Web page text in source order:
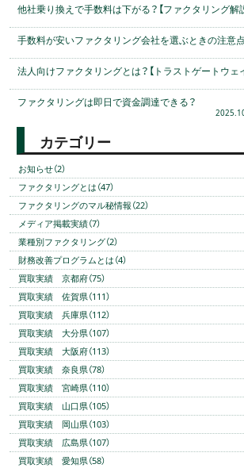
他社乗り換えで手数料は下がる？【ファクタリング解
手数料が安いファクタリング会社を選ぶときの注意点
法人向けファクタリングとは？【トラストゲートウェ
ファクタリングは即日で資金調達できる？
カテゴリー
お知らせ（2）
ファクタリングとは（47）
ファクタリングのマル秘情報（22）
メディア掲載実績（7）
業種別ファクタリング（2）
財務改善プログラムとは（4）
買取実績 京都府（75）
買取実績 佐賀県（111）
買取実績 兵庫県（112）
買取実績 大分県（107）
買取実績 大阪府（113）
買取実績 奈良県（78）
買取実績 宮崎県（110）
買取実績 山口県（105）
買取実績 岡山県（103）
買取実績 広島県（107）
買取実績 愛知県（58）